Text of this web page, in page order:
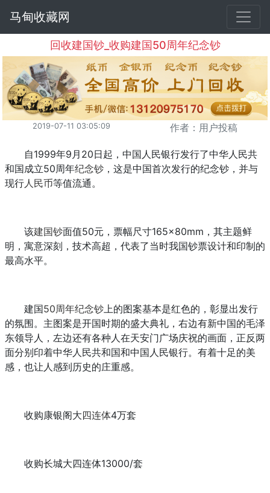
马甸收藏网
回收建国钞_收购建国50周年纪念钞
2019-07-11 03:05:09 作者：用户投稿
自1999年9月20日起，中国人民银行发行了中华人民共
和国成立50周年纪念钞 ，这是中国首次发行的纪念钞，并与
现行 人民币等值流通。
该建国钞面值50元，票幅尺寸165×80mm，其主题鲜
明，寓意深刻，技术高超，代表了当时我国钞票设计和印制的
最高水平。
建国50周年纪念钞 上的图案基本是红色的，彰显出发行
的氛围。主图案是开国时期的盛大典礼，右边有新中国的毛泽
东领导人，左边还有各种人在天安门广场庆祝的画面，正反两
面分别印着中华人民共和国和中国人民银行。有着十足的美
感，也让人感到历史的庄重感。
收购康银阁大四连体4万套
收购长城大四连体13000/套